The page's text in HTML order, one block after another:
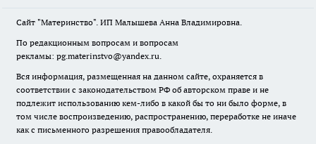
Сайт "Материнство". ИП Малышева Анна Владимировна.
По редакционным вопросам и вопросам
рекламы: pg.materinstvo@yandex.ru.
Вся информация, размещенная на данном сайте, охраняется в
соответствии с законодательством РФ об авторском праве и не
подлежит использованию кем-либо в какой бы то ни было форме, в
том числе воспроизведению, распространению, переработке не иначе
как с письменного разрешения правообладателя.